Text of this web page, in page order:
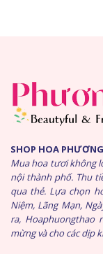
SHOP HOA
Mua hoa tươi không
nội thành phố. Thu
qua thẻ. Lựa chọn
Niệm, Lãng Mạn,
ra, Hoaphuongthao
mừng và cho các dịp